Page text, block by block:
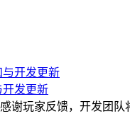
开发更新
感谢玩家反馈，开发团